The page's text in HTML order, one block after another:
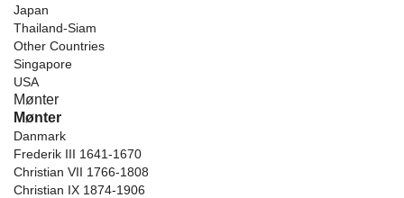
Japan
Thailand-Siam
Other Countries
Singapore
USA
Mønter
Mønter
Danmark
Frederik III 1641-1670
Christian VII 1766-1808
Christian IX 1874-1906